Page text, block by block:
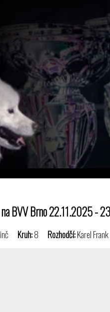
na BVV Brno 22.11.2025 -
Kruh:8 Rozhodčí:Karel